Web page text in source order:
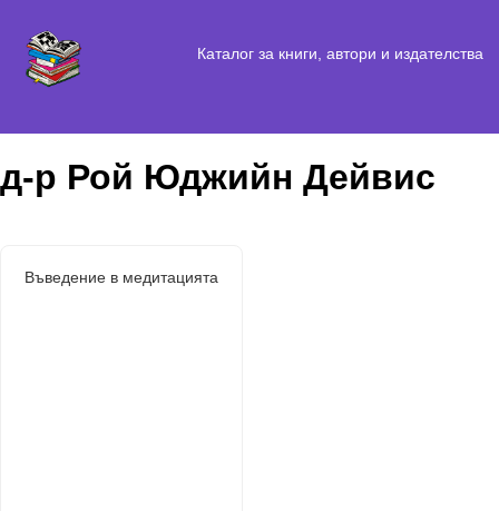
Каталог за книги, автори и издателства
д-р Рой Юджийн Дейвис
Въведение в медитацията